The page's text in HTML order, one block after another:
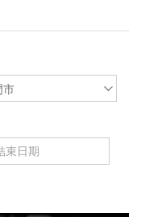
市